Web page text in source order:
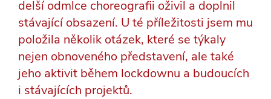
delší odmlce choreografii oživil a doplnil
stávající obsazení. U té příležitosti jsem mu
položila několik otázek, které se týkaly
nejen obnoveného představení, ale také
jeho aktivit během lockdownu a budoucích
i stávajících projektů.